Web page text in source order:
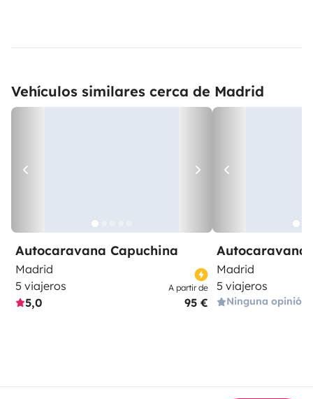
Vehículos similares cerca de Madrid
Autocaravana Capuchina
Madrid
5 viajeros
5,0
A partir de
95 €
Autocaravana
Madrid
5 viajeros
Ninguna opinión